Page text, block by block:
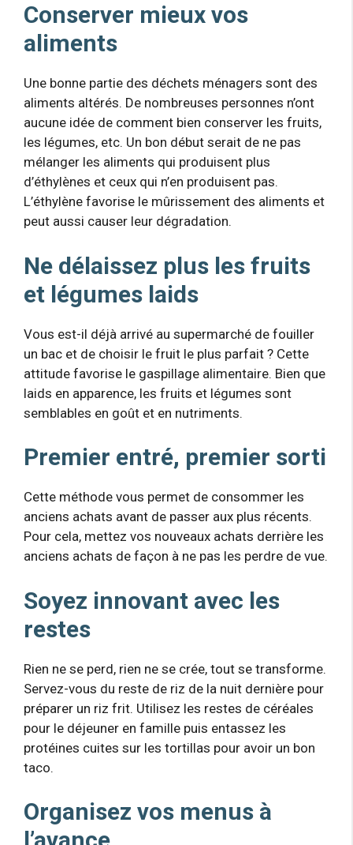
Conserver mieux vos
aliments
Une bonne partie des déchets ménagers sont des
aliments altérés. De nombreuses personnes n’ont
aucune idée de comment bien conserver les fruits,
les légumes, etc. Un bon début serait de ne pas
mélanger les aliments qui produisent plus
d’éthylènes et ceux qui n’en produisent pas.
L’éthylène favorise le mûrissement des aliments et
peut aussi causer leur dégradation.
Ne délaissez plus les fruits
et légumes laids
Vous est-il déjà arrivé au supermarché de fouiller
un bac et de choisir le fruit le plus parfait ? Cette
attitude favorise le gaspillage alimentaire. Bien que
laids en apparence, les fruits et légumes sont
semblables en goût et en nutriments.
Premier entré, premier sorti
Cette méthode vous permet de consommer les
anciens achats avant de passer aux plus récents.
Pour cela, mettez vos nouveaux achats derrière les
anciens achats de façon à ne pas les perdre de vue.
Soyez innovant avec les
restes
Rien ne se perd, rien ne se crée, tout se transforme.
Servez-vous du reste de riz de la nuit dernière pour
préparer un riz frit. Utilisez les restes de céréales
pour le déjeuner en famille puis entassez les
protéines cuites sur les tortillas pour avoir un bon
taco.
Organisez vos menus à